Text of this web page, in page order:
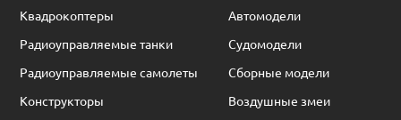
Квадрокоптеры
Автомодели
Радиоуправляемые танки
Судомодели
Радиоуправляемые самолеты
Сборные модели
Конструкторы
Воздушные змеи